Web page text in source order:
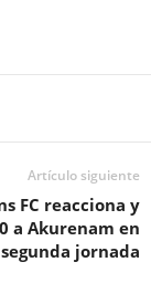
Artículo siguiente
FC reacciona y
a Akurenam en
jornada